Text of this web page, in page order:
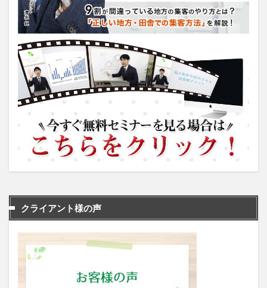
クライアント様の声